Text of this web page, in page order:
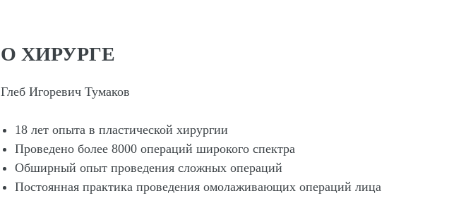
О ХИРУРГЕ
Глеб Игоревич Тумаков
18 лет опыта в пластической хирургии
Проведено более 8000 операций широкого спектра
Обширный опыт проведения сложных операций
Постоянная практика проведения омолаживающих операций лица